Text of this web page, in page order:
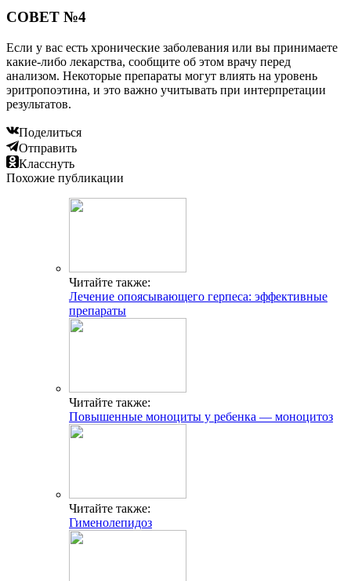
СОВЕТ №4
Если у вас есть хронические заболевания или вы принимаете
какие-либо лекарства, сообщите об этом врачу перед
анализом. Некоторые препараты могут влиять на уровень
эритропоэтина, и это важно учитывать при интерпретации
результатов.
Поделиться
Отправить
Класснуть
Похожие публикации
Читайте также:
Лечение опоясывающего герпеса: эффективные
препараты
Читайте также:
Повышенные моноциты у ребенка — моноцитоз
Читайте также:
Гименолепидоз